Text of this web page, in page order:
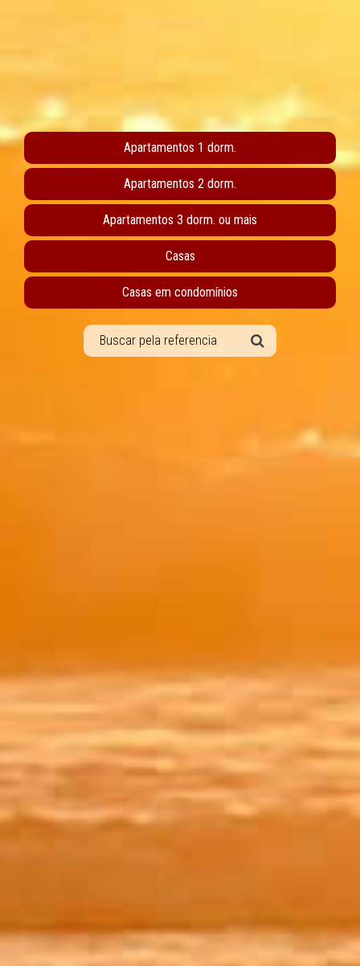
Apartamentos 1 dorm.
Apartamentos 2 dorm.
Apartamentos 3 dorm. ou mais
Casas
Casas em condomínios